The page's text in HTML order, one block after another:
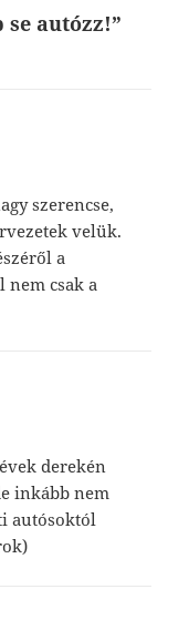
se autózz!”
szerencse,
velük.
a
nem csak a
derekén
inkább nem
autósoktól